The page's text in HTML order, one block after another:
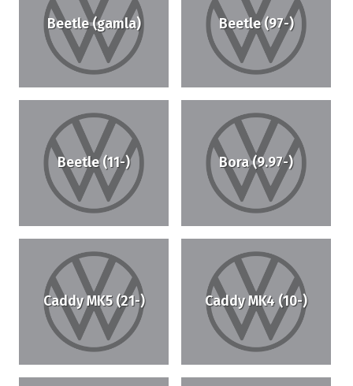
Beetle (gamla) Beetle (97-)
Beetle (11-) Bora (9.97-)
Caddy MK5 (21-) Caddy MK4 (10-)